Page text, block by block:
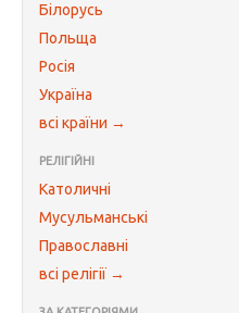
Білорусь
Польща
Росія
Україна
всі країни →
РЕЛІГІЙНІ
Католичні
Мусульманські
Православні
всі релігії →